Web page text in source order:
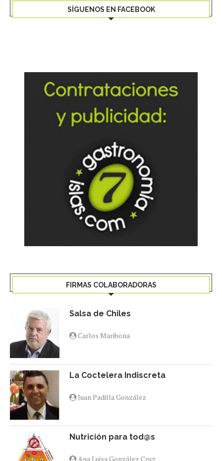
SÍGUENOS EN FACEBOOK
FIRMAS COLABORADORAS
Salsa de Chiles
Carlos Maribona
La Coctelera Indiscreta
Juan Padilla González
Nutrición para tod@s
Ana Luisa González Cruz